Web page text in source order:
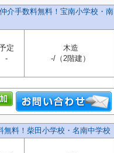
介手数料無料！宝南小学校・南
定
-
木造
-/（2階建）
無料！柴田小学校・名南中学校